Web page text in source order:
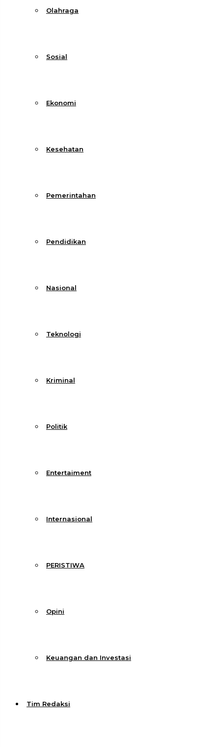
Olahraga
Sosial
Ekonomi
Kesehatan
Pemerintahan
Pendidikan
Nasional
Teknologi
Kriminal
Politik
Entertaiment
Internasional
PERISTIWA
Opini
Keuangan dan Investasi
Tim Redaksi